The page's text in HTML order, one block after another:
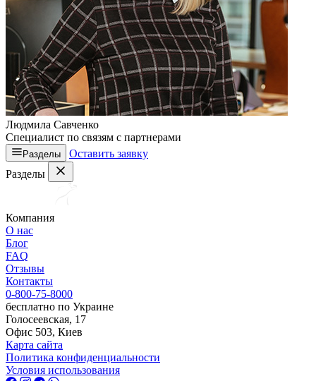
Людмила Савченко
Специалист по связям с партнерами
Разделы
Оставить заявку
Разделы
Компания
О нас
Блог
FAQ
Отзывы
Контакты
0-800-75-8000
бесплатно по Украине
Голосеевская, 17
Офис 503, Киев
Карта сайта
Политика конфиденциальности
Условия использования